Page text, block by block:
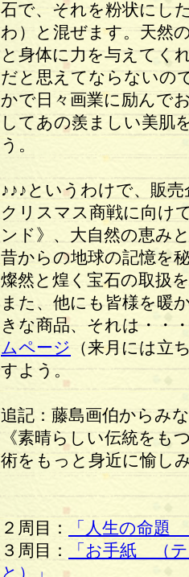
石で、それを粉状にし
わ）と混ぜます。天然
と身体に力を与えてく
だと思えてならないの
かで日々画業に励んで
してあの羨ましい美肌
う。
♪♪♪というわけで、販
クリスマス商戦に向け
ンド》、大自然の恵み
昔からの地球の記憶を
燦然と煌く宝石の取扱
また、他にも皆様を暖
きな商品、それは・・
ムページ （来月には立
すよう。
追記：藤島画伯からみ
《素晴らしい伝統をも
術をもっと身近に愉し
２周目：
「人生の命
３周目：
「お手紙 （
と）」